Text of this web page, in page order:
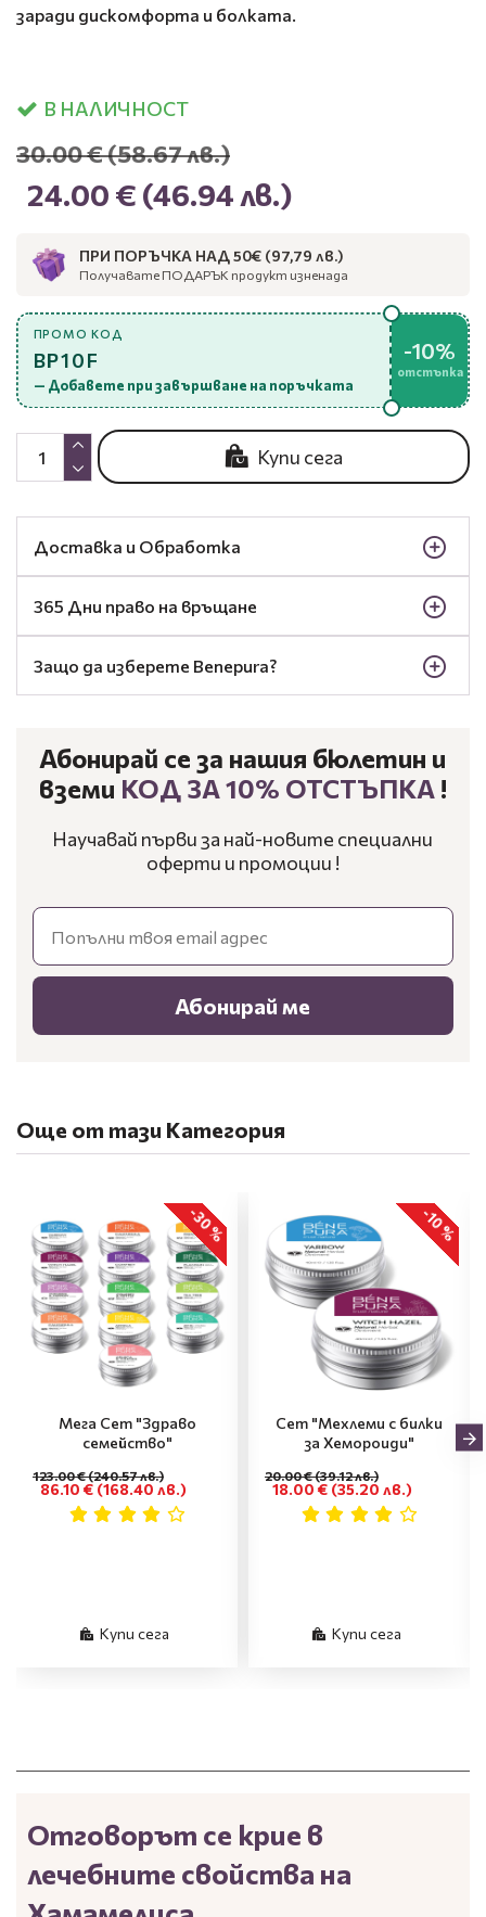
заради дискомфорта и болката.
В НАЛИЧНОСТ
24.00 € (46.94 лв.)
30.00 €(58.67 лв.)
Купи сега
ПРИ ПОРЪЧКА НАД 50€ (97,79 лв.)
Получавате ПОДАРЪК продукт изненада
ПРОМО КОД
BP10F
— Добавете при завършване на поръчката
-10%
отстъпка
Доставка и Обработка
365 Дни право на връщане
Защо да изберете Benepura?
Абонирай се за нашия бюлетин и
вземи КОД ЗА 10% ОТСТЪПКА !
Научавай първи за най-новите специални
оферти и промоции !
Email
Абонирай ме
Още от тази Категория
-30 %
Мега Сет "Здраво
семейство"
86.10 € (168.40 лв.)
123.00 €(240.57 лв.)
Купи сега
-10 %
Сет "Мехлеми с билки
за Хемороиди"
18.00 € (35.20 лв.)
20.00 €(39.12 лв.)
Купи сега
Отговорът се крие в
лечебните свойства на